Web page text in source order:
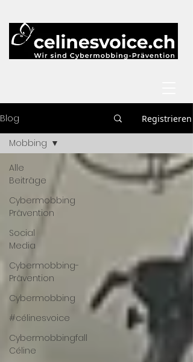
Blog Registrieren
Alle
Beiträge
Cybermobbing
Prävention
Social
Media
Cybermobbing-
Prävention
Cybermobbing
#célinesvoice
Cybermobbingfall
Céline
Mobbing